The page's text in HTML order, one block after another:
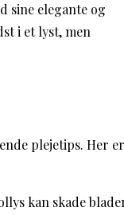
sine elegante og
i et lyst, men
plejetips. Her er
kan skade